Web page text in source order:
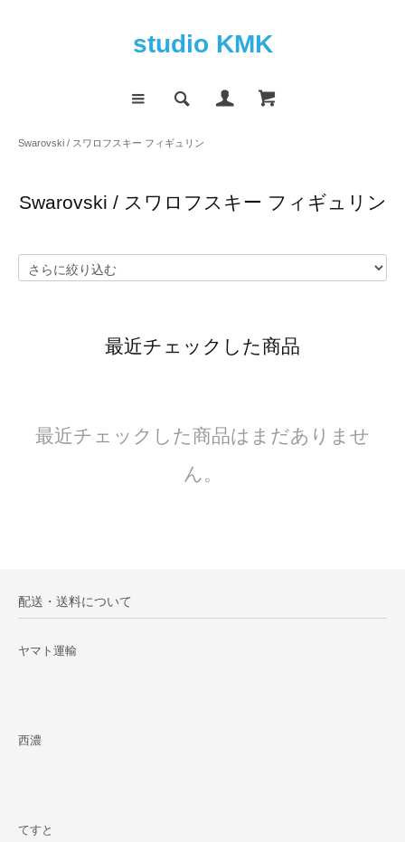
studio KMK
Swarovski / スワロフスキー フィギュリン
Swarovski / スワロフスキー フィギュリン
最近チェックした商品
最近チェックした商品はまだありませ
ん。
配送・送料について
ヤマト運輸
西濃
てすと